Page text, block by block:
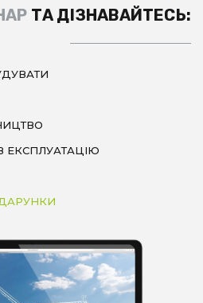
ТА ДІЗНАВАЙТЕСЬ:
ЕКСПЛУАТАЦІЮ